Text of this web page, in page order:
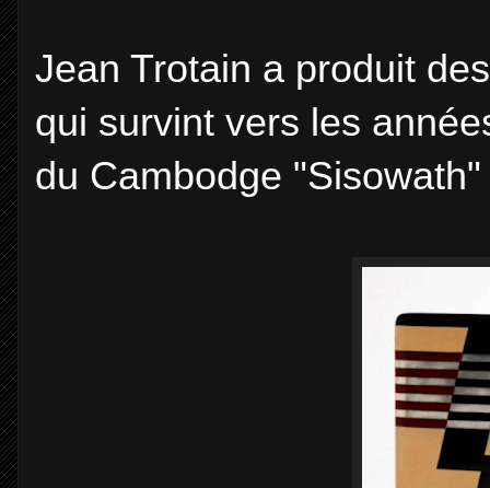
Jean Trotain a produit
qui survint vers les
du Cambodge "Sisowath"